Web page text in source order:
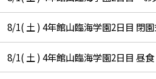
8/1( 土 ) 4年館山臨海学
8/1( 土 ) 4年館山臨海学園2日目 昼食